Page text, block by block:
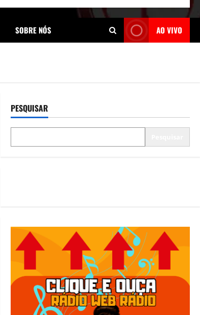
SOBRE NÓS AO VIVO
PESQUISAR